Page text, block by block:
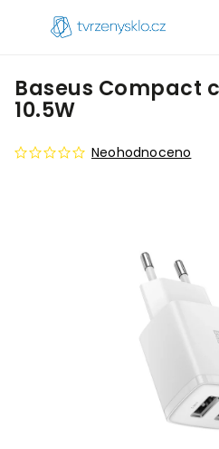
Baseus Compact
10.5W
Neohodnoceno